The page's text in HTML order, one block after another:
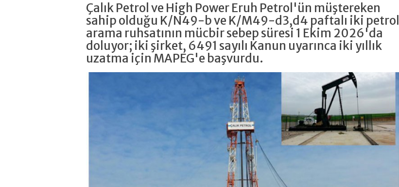
Çalık Petrol ve High Power Eruh Petrol'ün müştereken
sahip olduğu K/N49-b ve K/M49-d3,d4 paftalı iki petrol
arama ruhsatının mücbir sebep süresi 1 Ekim 2026'da
doluyor; iki şirket, 6491 sayılı Kanun uyarınca iki yıllık
uzatma için MAPEG'e başvurdu.